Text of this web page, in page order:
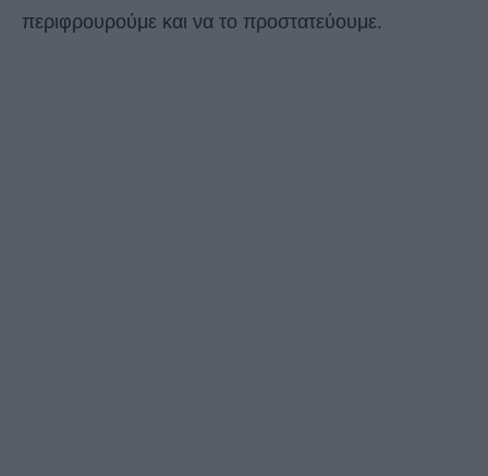
περιφρουρούμε και να το προστατεύουμε.